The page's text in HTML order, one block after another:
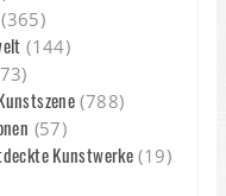
(144)
(788)
(57)
Kunstwerke(19)